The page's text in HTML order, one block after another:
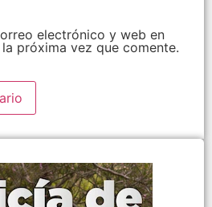
electrónico y web en
próxima vez que comente.